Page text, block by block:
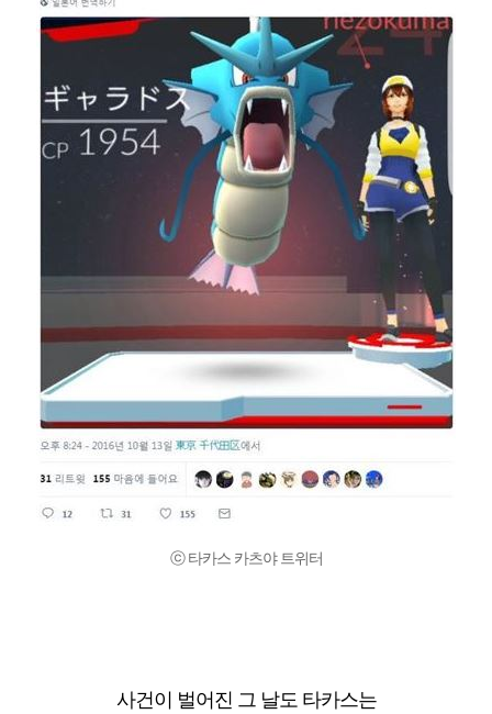
ⓒ 타카스 카츠야 트위터
사건이 벌어진 그 날도 타카스는